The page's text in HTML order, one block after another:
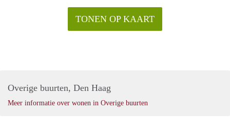
TONEN OP KAART
Overige buurten, Den Haag
Meer informatie over wonen in Overige buurten